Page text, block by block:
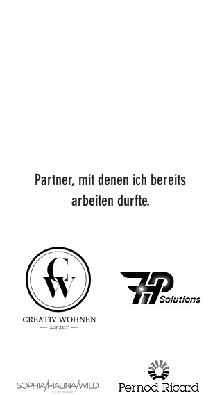
Partner, mit denen ich bereits
arbeiten durfte.